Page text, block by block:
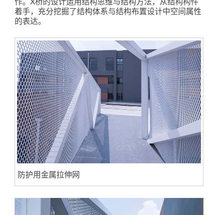
着手，充分挖掘了结构体系与结构布置设计中空间属性
的表达。
防护用金属拉伸网